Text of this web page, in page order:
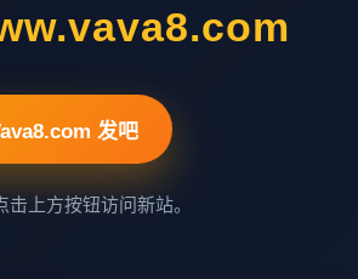
发吧
上方按钮访问新站。